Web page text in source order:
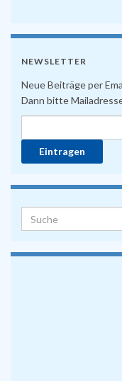
NEWSLETTER
Neue Beiträge per
Dann bitte
Search for: